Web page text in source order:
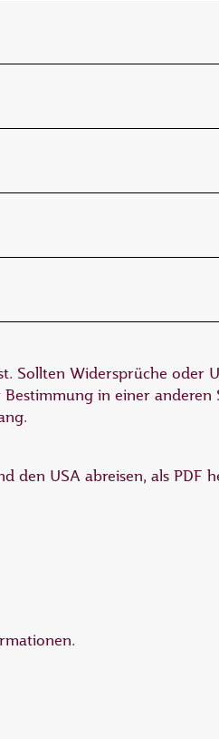
Sollten Widersprüche oder
in einer anderen
den USA abreisen, als PDF